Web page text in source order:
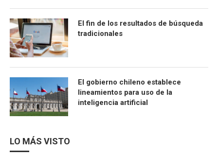
El fin de los resultados de búsqueda
tradicionales
El gobierno chileno establece
lineamientos para uso de la
inteligencia artificial
LO MÁS VISTO